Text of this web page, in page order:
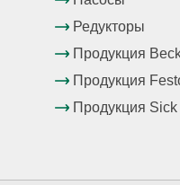
Редукторы
Продукция
Продукция
Продукция Sick